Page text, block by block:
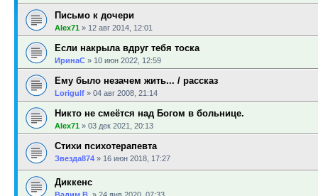
Письмо к дочери
Alex71 » 12 авг 2014, 12:01
Если накрыла вдруг тебя тоска
ИринаC » 10 июн 2022, 12:59
Ему было незачем жить... / рассказ
Lorigulf » 04 авг 2008, 21:14
Никто не смеётся над Богом в больнице.
Alex71 » 03 дек 2021, 20:13
Стихи психотерапевта
Звезда874 » 16 июн 2018, 17:27
Диккенс